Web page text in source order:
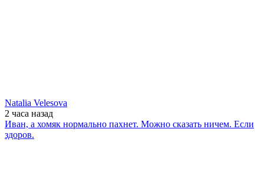
Natalia Velesova
2 часа назад
Иван, а хомяк нормально пахнет. Можно сказать ничем. Если
здоров.